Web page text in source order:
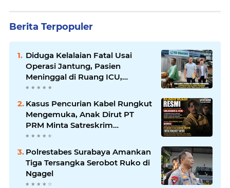
Berita Terpopuler
Diduga Kelalaian Fatal Usai
Operasi Jantung, Pasien
Meninggal di Ruang ICU,
Keluarga Tuntut RSUD dr.
Soewandhie Bertanggung
Jawab
Kasus Pencurian Kabel Rungkut
Mengemuka, Anak Dirut PT
PRM Minta Satreskrim
Polrestabes Surabaya Usut
Hingga Tuntas
Polrestabes Surabaya Amankan
Tiga Tersangka Serobot Ruko di
Ngagel